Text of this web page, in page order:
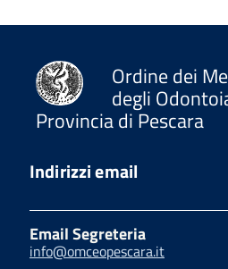
Ordine dei
degli
Provincia di Pescara
Indirizzi email
Email Segreteria
info@omceopescara.it